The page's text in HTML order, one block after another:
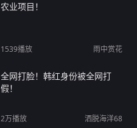
农业项目！
1539播放 雨中赏花
全网打脸！韩红身份被全网打
假！
2万播放 洒脱海洋68